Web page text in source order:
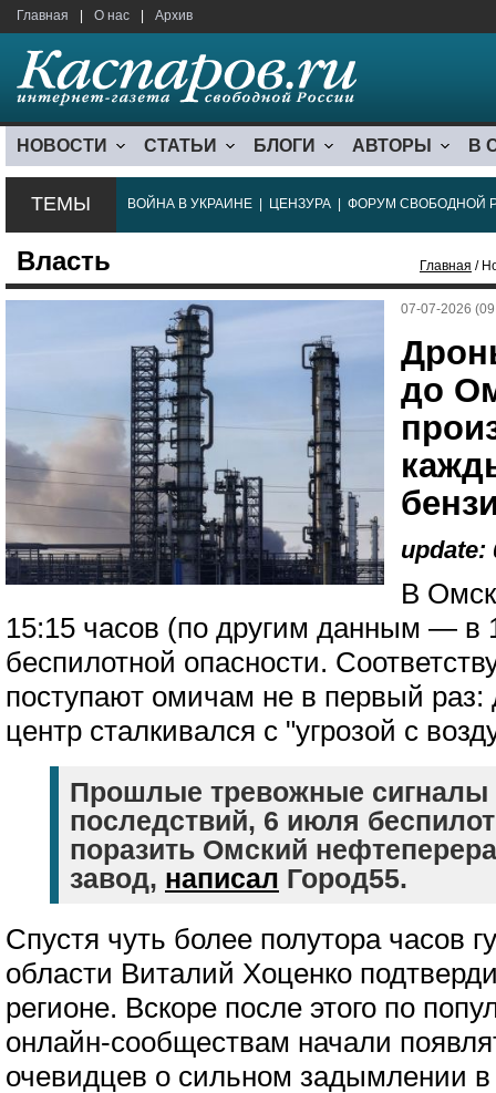
Главная О нас Архив
НОВОСТИ СТАТЬИ БЛОГИ АВТОРЫ В
ТЕМЫ ВОЙНА В УКРАИНЕ ЦЕНЗУРА ФОРУМ СВОБОДНОЙ
Власть Главная /
07-07-2026
до
update:
В
15:15 часов (по другим данным — в
беспилотной опасности.
поступают омичам не в первый раз:
центр сталкивался с "угрозой с
Прошлые тревожные сигналы
последствий, 6 июля
поразить Омский
завод, написал Город55.
Спустя чуть более полутора часов
области Виталий Хоценко
регионе. Вскоре после этого по
онлайн-сообществам начали
очевидцев о сильном задымлении